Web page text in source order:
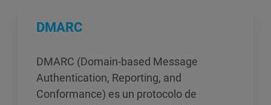
DMARC
DMARC (Domain-based Message
Authentication, Reporting, and
Conformance) es un protocolo de